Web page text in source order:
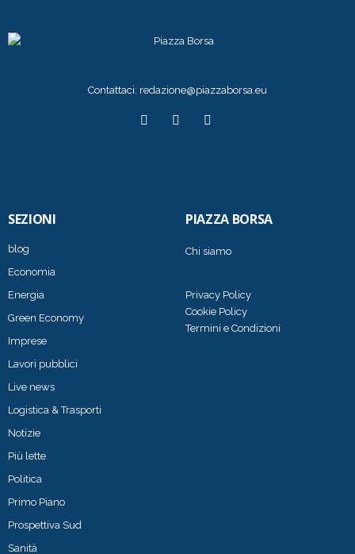
Contattaci: redazione@piazzaborsa.eu
SEZIONI
blog
Economia
Energia
Green Economy
Imprese
Lavori pubblici
Live news
Logistica & Trasporti
Notizie
Più lette
Politica
Primo Piano
Prospettiva Sud
Sanità
PIAZZA BORSA
Chi siamo
Privacy Policy
Cookie Policy
Termini e Condizioni